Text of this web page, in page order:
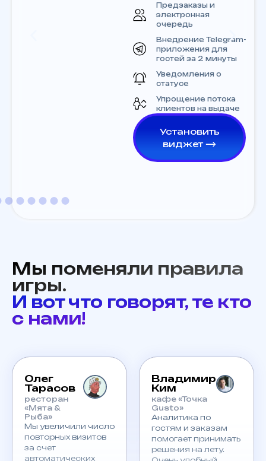
Предзаказы и
электронная
очередь
Внедрение Telegram-
приложения для
гостей за 2 минуты
Уведомления о
статусе
Упрощение потока
клиентов на выдаче
Установить
виджет ⟶
Мы поменяли правила
игры.
И вот что говорят, те кто
с нами!
Олег
Тарасов
ресторан
«Мята &
Рыба»
Мы увеличили число
повторных визитов
за счет
автоматических
Владимир
Ким
кафе «Точка
Gusto»
Аналитика по
гостям и заказам
помогает принимать
решения на лету.